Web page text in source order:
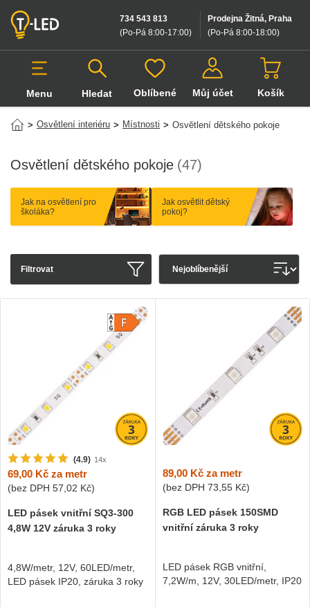
Prodejna Žitná, Praha
(Po-Pá 8:00-18:00)
734 543 813
(Po-Pá 8:00-17:00)
Menu Hledat
Hledat v produktech
Oblíbené Můj účet Košík
> Osvětlení interiéru > Místnosti > Osvětlení dětského pokoje
Osvětlení dětského pokoje (47)
Jak na osvětlení pro
školáka?
Jak osvětlit dětský
pokoj?
Filtrovat
(4.9) 14x
69,00 Kč za metr
(bez DPH 57,02 Kč)
LED pásek vnitřní SQ3-300
4,8W 12V záruka 3 roky
4,8W/metr, 12V, 60LED/metr,
LED pásek IP20, záruka 3 roky
89,00 Kčza metr
(bez DPH 73,55 Kč)
RGB LED pásek 150SMD
vnitřní záruka 3 roky
LED pásek RGB vnitřní,
7,2W/m, 12V, 30LED/metr, IP20